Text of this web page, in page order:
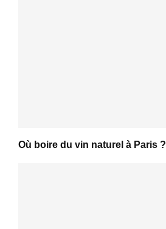
Où boire du vin naturel à Paris ?